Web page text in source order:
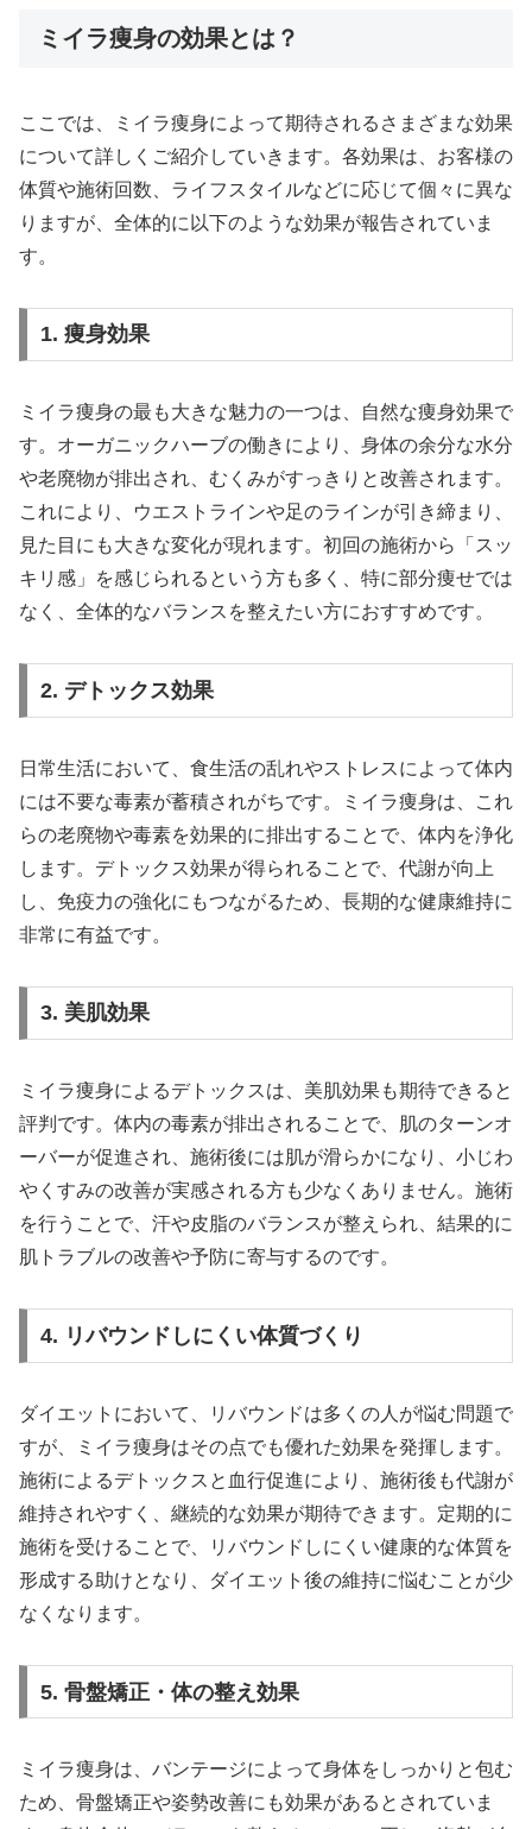
ミイラ痩身の効果とは？
ここでは、ミイラ痩身によって期待されるさまざまな効果
について詳しくご紹介していきます。各効果は、お客様の
体質や施術回数、ライフスタイルなどに応じて個々に異な
りますが、全体的に以下のような効果が報告されていま
す。
1. 痩身効果
ミイラ痩身の最も大きな魅力の一つは、自然な痩身効果で
す。オーガニックハーブの働きにより、身体の余分な水分
や老廃物が排出され、むくみがすっきりと改善されます。
これにより、ウエストラインや足のラインが引き締まり、
見た目にも大きな変化が現れます。初回の施術から「スッ
キリ感」を感じられるという方も多く、特に部分痩せでは
なく、全体的なバランスを整えたい方におすすめです。
2. デトックス効果
日常生活において、食生活の乱れやストレスによって体内
には不要な毒素が蓄積されがちです。ミイラ痩身は、これ
らの老廃物や毒素を効果的に排出することで、体内を浄化
します。デトックス効果が得られることで、代謝が向上
し、免疫力の強化にもつながるため、長期的な健康維持に
非常に有益です。
3. 美肌効果
ミイラ痩身によるデトックスは、美肌効果も期待できると
評判です。体内の毒素が排出されることで、肌のターンオ
ーバーが促進され、施術後には肌が滑らかになり、小じわ
やくすみの改善が実感される方も少なくありません。施術
を行うことで、汗や皮脂のバランスが整えられ、結果的に
肌トラブルの改善や予防に寄与するのです。
4. リバウンドしにくい体質づくり
ダイエットにおいて、リバウンドは多くの人が悩む問題で
すが、ミイラ痩身はその点でも優れた効果を発揮します。
施術によるデトックスと血行促進により、施術後も代謝が
維持されやすく、継続的な効果が期待できます。定期的に
施術を受けることで、リバウンドしにくい健康的な体質を
形成する助けとなり、ダイエット後の維持に悩むことが少
なくなります。
5. 骨盤矯正・体の整え効果
ミイラ痩身は、バンテージによって身体をしっかりと包む
ため、骨盤矯正や姿勢改善にも効果があるとされていま